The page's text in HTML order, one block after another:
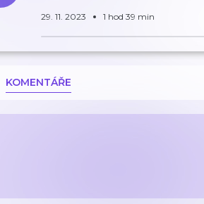
29. 11. 2023 1 hod 39 min
KOMENTÁŘE